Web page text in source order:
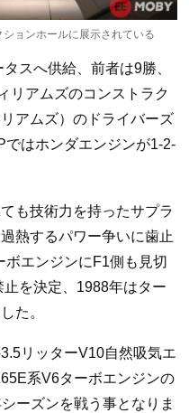
ョンホールに展示されている
スへ供給、前者は9勝、
リアムズのコンストラク
アムズ）のドライバーズ
ではホンダエンジンが1-2-
も技術力を持ったサプラ
熱するパワー争いに歯止
エンジンにF1側も見切
を決定、1988年はター
た。
リッターV10自然吸気エ
系V6ターボエンジンの
ーズンを戦う事となりま